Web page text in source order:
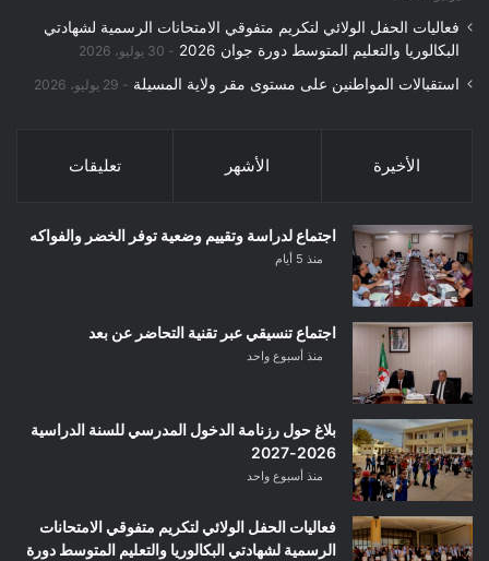
فعاليات الحفل الولائي لتكريم متفوقي الامتحانات الرسمية لشهادتي
البكالوريا والتعليم المتوسط دورة جوان 2026
30 يوليو، 2026
استقبالات المواطنين على مستوى مقر ولاية المسيلة 29 يوليو، 2026
الأخيرة الأشهر تعليقات
اجتماع لدراسة وتقييم وضعية توفر الخضر والفواكه
منذ 5 أيام
اجتماع تنسيقي عبر تقنية التحاضر عن بعد
منذ أسبوع واحد
بلاغ حول رزنامة الدخول المدرسي للسنة الدراسية
2026-2027
منذ أسبوع واحد
فعاليات الحفل الولائي لتكريم متفوقي الامتحانات
الرسمية لشهادتي البكالوريا والتعليم المتوسط دورة